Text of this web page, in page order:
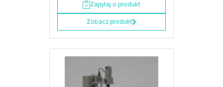
Zapytaj o produkt
Zobacz produkt